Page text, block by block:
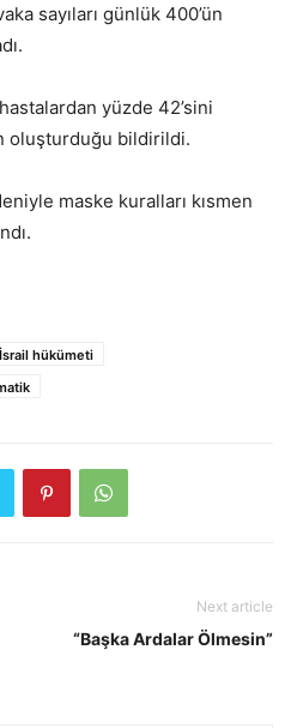
sayıları günlük 400’ün
yüzde 42’sini
oluşturduğu bildirildi.
maske kuralları kısmen
İsrail hükümeti
Next article
“Başka Ardalar Ölmesin”